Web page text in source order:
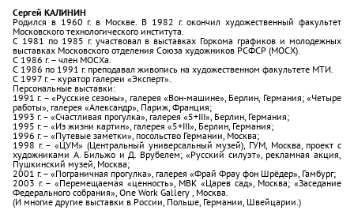
Сергей КАЛИНИН
Родился в 1960 г. в Москве. В 1982 г. окончил художественный факультет
Московского технологического института.
С 1981 по 1985 г. участвовал в выставках Горкома графиков и молодежных
выставках Московского отделения Союза художников РСФСР (МОСХ).
С 1986 г. – член МОСХа.
С 1986 по 1991 г. преподавал живопись на художественном факультете МТИ.
С 1997 г. – куратор галереи «Эксперт».
Персональные выставки:
1991 г. – «Русские сезоны», галерея «Вон-машине», Берлин, Германия; «Четыре
работы», галерея «Александр», Париж, Франция;
1993 г. – «Счастливая прогулка», галерея «5+III», Берлин, Германия;
1995 г. – «Из жизни картин», галерея «5+III», Берлин, Германия;
1996 г. – «Путевые заметки», посольство Германии, Москва;
1998 г. – «ЦУМ» (Центральный универсальный музей), ГУМ, Москва, проект с
художниками А. Бильжо и Д. Врубелем; «Русский силуэт», рекламная акция,
Пушкинский музей, Москва;
2001 г. – «Пограничная прогулка», галерея «Фрай Фрау фон Шрёдер», Гамбург;
2003 г. – «Перемещаемая «ценность», МВК «Царев сад», Москва; «Заседание
Федерального собрания», One Work Gallery , Москва.
(И многие другие выставки в России, Польше, Германии, Швейцарии.)